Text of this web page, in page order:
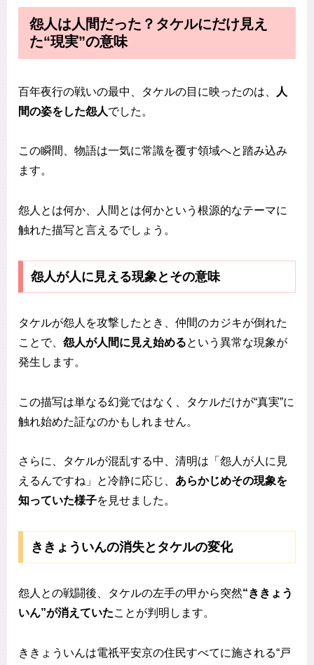
怨人は人間だった？タケルにだけ見え
た“現実”の意味
百年夜行の戦いの最中、タケルの目に映ったのは、
人
間の姿をした怨人でした。
この瞬間、物語は一気に常識を覆す領域へと踏み込み
ます。
怨人とは何か、人間とは何かという根源的なテーマに
触れた描写と言えるでしょう。
怨人が人に見える現象とその意味
タケルが怨人を攻撃したとき、仲間のカジキが倒れた
ことで、 怨人が人間に見え始めるという異常な現象が
発生します。
この描写は単なる幻覚ではなく、タケルだけが“真実”に
触れ始めた証なのかもしれません。
さらに、タケルが混乱する中、清明は「怨人が人に見
えるんですね」と冷静に応じ、 あらかじめその現象を
知っていた様子を見せました。
ききょういんの消失とタケルの変化
怨人との戦闘後、タケルの左手の甲から突然“ききょう
いん”が消えていたことが判明します。
ききょういんは電祇平安京の住民すべてに施される“戸